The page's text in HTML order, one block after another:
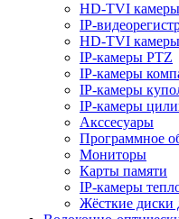
HD-TVI
IP-
HD-TVI
IP-камеры PTZ
IP-камеры
IP-камеры
IP-камеры
Акссесуары
Программное
Мониторы
Карты памяти
IP-камеры
Жёсткие диски